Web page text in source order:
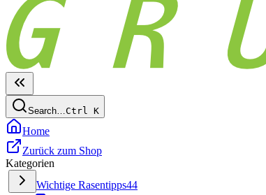
Search…Ctrl K
Home
Zurück zum Shop
Kategorien
Wichtige Rasentipps44